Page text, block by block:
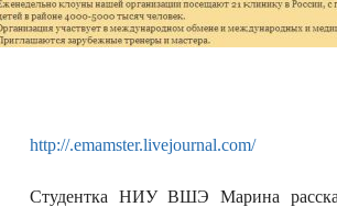
http://.emamster.livejournal.com/
Студентка НИУ ВШЭ Марина